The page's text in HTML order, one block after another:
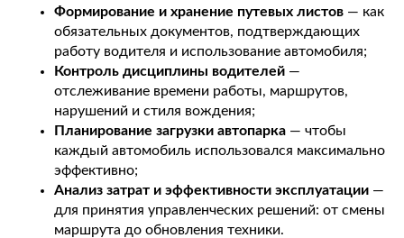
Формирование и хранение путевых листов — как
обязательных документов, подтверждающих
работу водителя и использование автомобиля;
Контроль дисциплины водителей —
отслеживание времени работы, маршрутов,
нарушений и стиля вождения;
Планирование загрузки автопарка — чтобы
каждый автомобиль использовался максимально
эффективно;
Анализ затрат и эффективности эксплуатации —
для принятия управленческих решений: от смены
маршрута до обновления техники.